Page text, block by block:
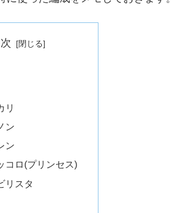
リ
ン
ン
コロ(プリンセス)
リスタ